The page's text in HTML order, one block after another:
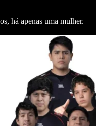
há apenas uma mulher.